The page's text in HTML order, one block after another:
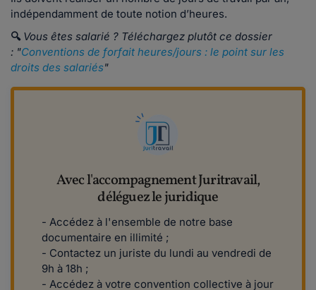
indépendamment de toute notion d’heures.
🔍 Vous êtes salarié ? Téléchargez plutôt ce dossier
: "Conventions de forfait heures/jours : le point sur les
droits des salariés"
Avec l'accompagnement Juritravail,
déléguez le juridique
- Accédez à l'ensemble de notre base
documentaire en illimité ;
- Contactez un juriste du lundi au vendredi de
9h à 18h ;
- Accédez à votre convention collective à jour